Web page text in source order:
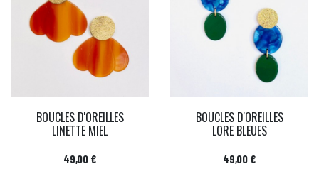
BOUCLES D'OREILLES
LINETTE MIEL
Prix
49,00 €
BOUCLES D'OREILLES
LORE BLEUES
Prix
49,00 €